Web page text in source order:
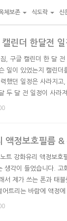
체보존 식도락 신
린더 한달전
, 구글 캘린더 한 달
일이 있었는지 캘린
했던 일정은 사라지
두 달 전 일정이 사라
있어서, 아이폰에서
액정보호필름 &
트 강화유리 액정보
생각이 들었습니다. 고
서 제가 쓰는 폰과 태
어트리는 바람에 액정
나서 어쩔 수 없이 액